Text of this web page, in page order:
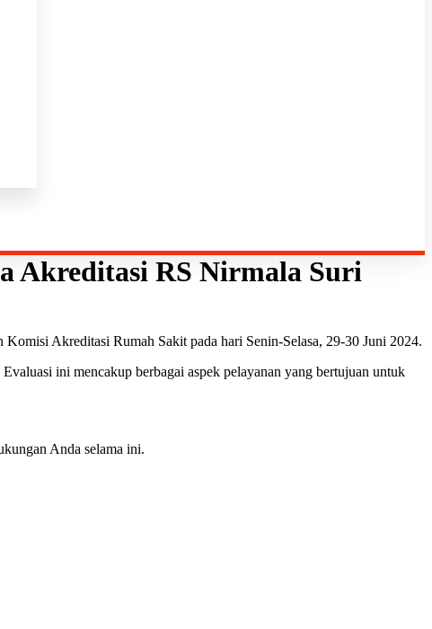
Akreditasi RS Nirmala Suri
Akreditasi Rumah Sakit pada hari Senin-Selasa, 29-30 Juni 2024.
ini mencakup berbagai aspek pelayanan yang bertujuan untuk
Anda selama ini.